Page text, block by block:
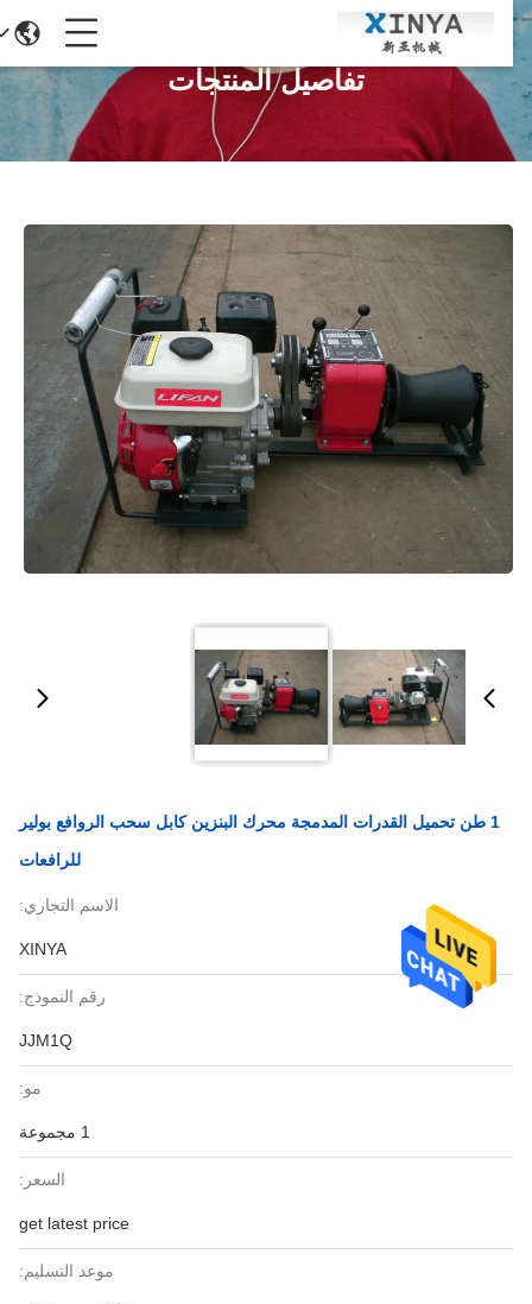
تفاصيل المنتجات
1 طن تحميل القدرات المدمجة محرك البنزين كابل سحب الروافع بولير
للرافعات
الاسم التجاري:
XINYA
رقم النموذج:
JJM1Q
مو:
السعر:
get latest price
موعد التسليم: